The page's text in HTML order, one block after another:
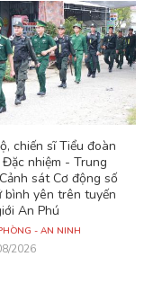
chiến sĩ Tiểu đoàn
nhiệm - Trung
sát Cơ động số
bình yên trên tuyến
An Phú
- AN NINH
2026